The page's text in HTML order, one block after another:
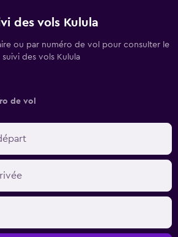
des vols Kulula
ou par numéro de vol pour consulter le
suivi des vols Kulula
de vol